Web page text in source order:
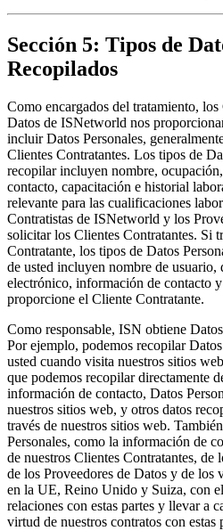
Sección 5: Tipos de
Recopilados
Como encargados del tratamiento,
Datos de ISNetworld nos
incluir Datos Personales,
Clientes Contratantes. Los tipos de
recopilar incluyen nombre,
contacto, capacitación e historial
relevante para las cualificaciones
Contratistas de ISNetworld y los
solicitar los Clientes Contratantes. Si
Contratante, los tipos de Datos
de usted incluyen nombre de usuario,
electrónico, información de contacto
proporcione el Cliente Contratante.
Como responsable, ISN obtiene
Por ejemplo, podemos recopilar
usted cuando visita nuestros sitios
que podemos recopilar directamente
información de contacto, Datos
nuestros sitios web, y otros datos
través de nuestros sitios web.
Personales, como la información de
de nuestros Clientes Contratantes, de
de los Proveedores de Datos y de los
en la UE, Reino Unido y Suiza, con
relaciones con estas partes y llevar a
virtud de nuestros contratos con estas